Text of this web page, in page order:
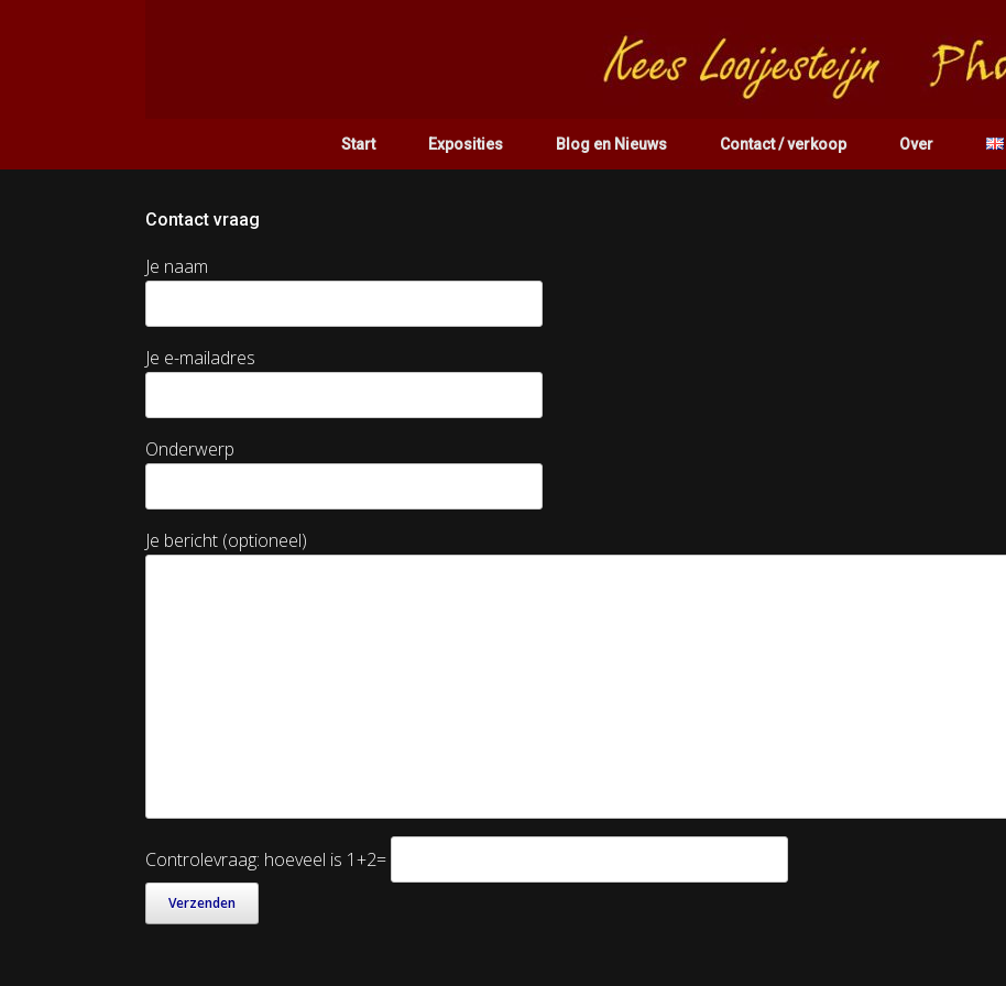
Start Exposities Blog en Nieuws Contact / verkoop Over
Contact vraag
Je naam
Je e-mailadres
Onderwerp
Je bericht (optioneel)
Controlevraag: hoeveel is 1+2=